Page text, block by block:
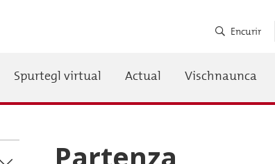
Encurir
Hauptnavigation
Spurtegl virtual Actual Vischnaunca